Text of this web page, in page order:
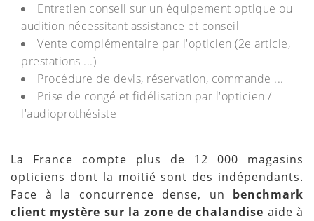
Entretien conseil sur un équipement optique ou
audition nécessitant assistance et conseil
Vente complémentaire par l'opticien (2e article,
prestations ...)
Procédure de devis, réservation, commande ...
Prise de congé et fidélisation par l'opticien /
l'audioprothésiste
La France compte plus de 12 000 magasins
opticiens dont la moitié sont des indépendants.
Face à la concurrence dense, un benchmark
client mystère sur la zone de chalandise aide à